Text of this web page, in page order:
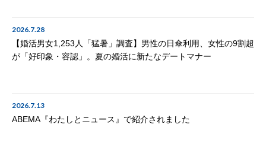
2026.7.28
【婚活男女1,253人「猛暑」調査】男性の日傘利用、女性の9割超
が「好印象・容認」。夏の婚活に新たなデートマナー
2026.7.13
ABEMA『わたしとニュース』で紹介されました